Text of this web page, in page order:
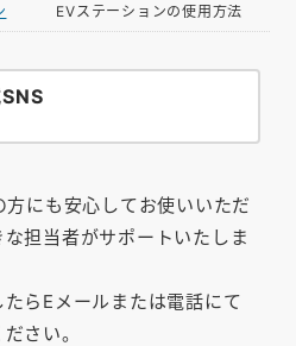
EVステーションの使用方法
にも安心してお使いいただ
担当者がサポートいたしま
らEメールまたは電話にて
さい。